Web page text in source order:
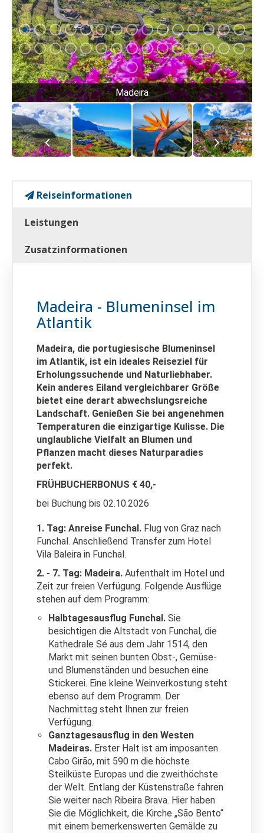
Madeira
Reiseinformationen
Leistungen
Zusatzinformationen
Madeira - Blumeninsel im
Atlantik
Madeira, die portugiesische Blumeninsel
im Atlantik, ist ein ideales Reiseziel für
Erholungssuchende und Naturliebhaber.
Kein anderes Eiland vergleichbarer Größe
bietet eine derart abwechslungsreiche
Landschaft. Genießen Sie bei angenehmen
Temperaturen die einzigartige Kulisse. Die
unglaubliche Vielfalt an Blumen und
Pflanzen macht dieses Naturparadies
perfekt.
FRÜHBUCHERBONUS € 40,-
bei Buchung bis 02.10.2026
1. Tag: Anreise Funchal. Flug von Graz nach
Funchal. Anschließend Transfer zum Hotel
Vila Baleira in Funchal.
2. - 7. Tag: Madeira. Aufenthalt im Hotel und
Zeit zur freien Verfügung. Folgende Ausflüge
stehen auf dem Programm:
Halbtagesausflug Funchal. Sie
besichtigen die Altstadt von Funchal, die
Kathedrale Sé aus dem Jahr 1514, den
Markt mit seinen bunten Obst-, Gemüse-
und Blumenständen und besuchen eine
Stickerei. Eine kleine Weinverkostung steht
ebenso auf dem Programm. Der
Nachmittag steht Ihnen zur freien
Verfügung.
Ganztagesausflug in den Westen
Madeiras. Erster Halt ist am imposanten
Cabo Girão, mit 590 m die höchste
Steilküste Europas und die zweithöchste
der Welt. Entlang der Küstenstraße fahren
Sie weiter nach Ribeira Brava. Hier haben
Sie die Möglichkeit, die Kirche „São Bento“
mit einem bemerkenswerten Gemälde zu